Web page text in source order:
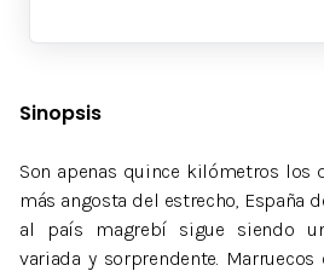
Sinopsis
Son apenas quince kilómetros los
más angosta del estrecho, España
al país magrebí sigue siendo
variada y sorprendente.